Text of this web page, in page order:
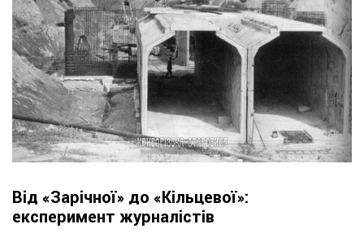
Від «Зарічної» до «Кільцевої»:
експеримент журналістів